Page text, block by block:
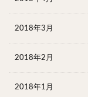
2018年3月
2018年2月
2018年1月